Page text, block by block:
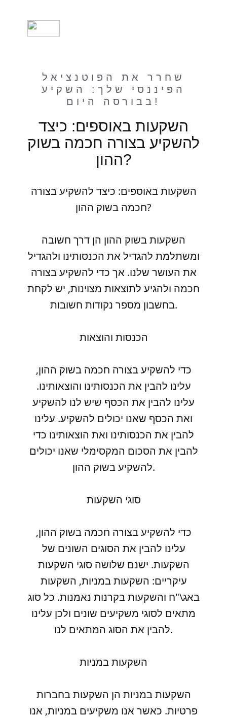
שחרר את הפוטנציאל
הפיננסי שלך: השקיע
בבורסה היום!
השקעות באוספים: כיצד
להשקיע בצורה חכמה בשוק
ההון?
השקעות באוספים: כיצד להשקיע בצורה
חכמה בשוק ההון?
השקעות בשוק ההון הן דרך חשובה
ומשתלמת להגדיל את הכנסותינו ולהגדיל
את העושר שלנו. אך כדי להשקיע בצורה
חכמה ולהגיע לתוצאות מצוינות, יש לקחת
בחשבון מספר נקודות חשובות.
הכנסות והוצאות
כדי להשקיע בצורה חכמה בשוק ההון,
עלינו להבין את הכנסותינו והוצאותינו.
עלינו להבין את הכסף שיש לנו להשקיע
ואת הכסף שאנו יכולים להשקיע. עלינו
להבין את הכנסותינו ואת הוצאותינו כדי
להבין את הסכום המקסימלי שאנו יכולים
להשקיע בשוק ההון.
סוגי השקעות
כדי להשקיע בצורה חכמה בשוק ההון,
עלינו להבין את הסוגים השונים של
השקעות. ישנם שלושה סוגי השקעות
עיקריים: השקעות במניות, השקעות
באג\"ח והשקעות בקרנות נאמנות. כל סוג
מתאים לסוגי משקיעים שונים ולכן עלינו
להבין את הסוג המתאים לנו.
השקעות במניות
השקעות במניות הן השקעות בחברות
פרטיות. כאשר אנו משקיעים במניות, אנו